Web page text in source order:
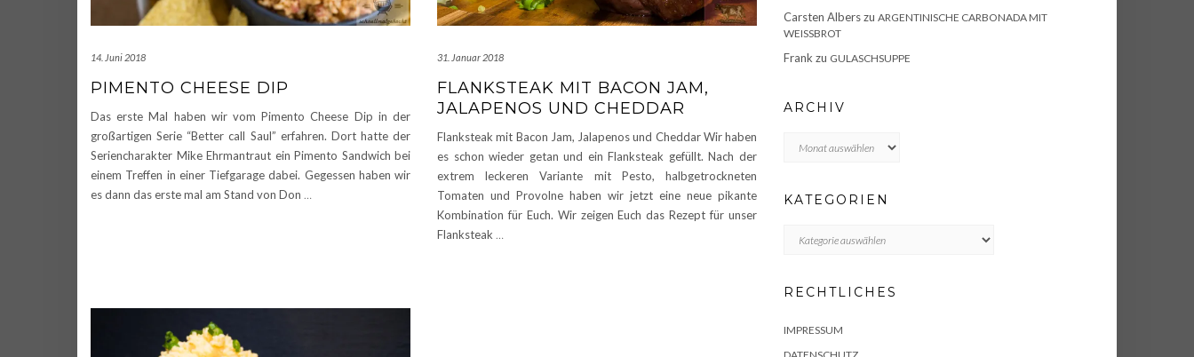
14. Juni 2018
PIMENTO CHEESE DIP
Das erste Mal haben wir vom Pimento Cheese Dip in der
großartigen Serie “Better call Saul” erfahren. Dort hatte der
Seriencharakter Mike Ehrmantraut ein Pimento Sandwich bei
einem Treffen in einer Tiefgarage dabei. Gegessen haben wir
es dann das erste mal am Stand von Don …
31. Januar 2018
FLANKSTEAK MIT BACON JAM,
JALAPENOS UND CHEDDAR
Flanksteak mit Bacon Jam, Jalapenos und Cheddar Wir haben
es schon wieder getan und ein Flanksteak gefüllt. Nach der
extrem leckeren Variante mit Pesto, halbgetrockneten
Tomaten und Provolne haben wir jetzt eine neue pikante
Kombination für Euch. Wir zeigen Euch das Rezept für unser
Flanksteak …
Carsten Alberszu ARGENTINISCHE CARBONADA MIT
WEISSBROT
Frank zu GULASCHSUPPE
ARCHIV
KATEGORIEN
RECHTLICHES
IMPRESSUM